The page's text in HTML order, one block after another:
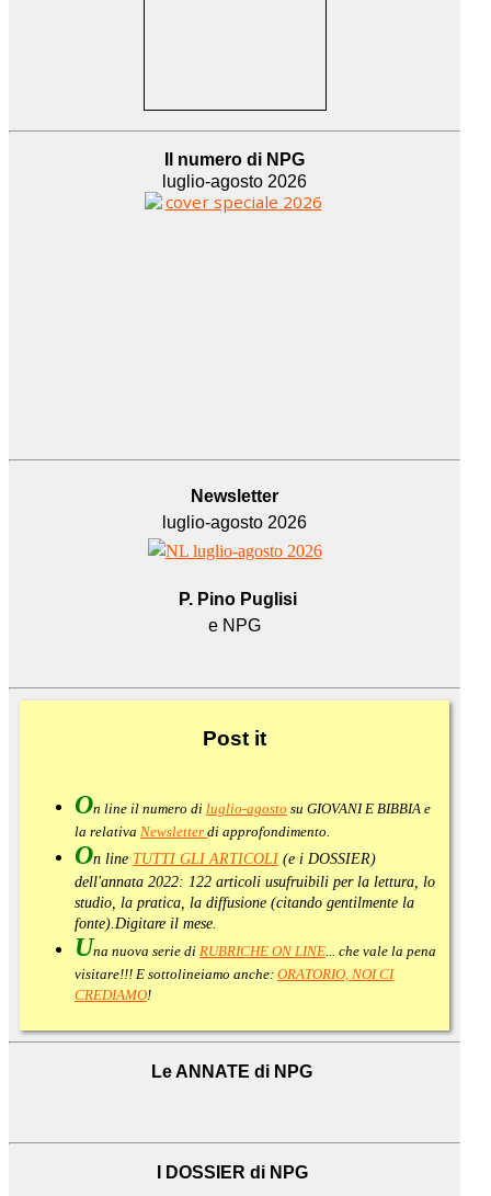
Il numero di NPG
luglio-agosto 2026
Newsletter
luglio-agosto 2026
P. Pino Puglisi
e NPG
Post it
On line il numero di luglio-agosto su GIOVANI E BIBBIA e
la relativa Newsletter di approfondimento
On line TUTTI GLI ARTICOLI (e i DOSSIER)
dell'annata 2022: 122 articoli usufruibili per la lettura, lo
studio, la pratica, la diffusione (citando gentilmente la
fonte). Digitare il mese.
Una nuova serie di RUBRICHE ON LINE ... che vale la pena
visitare!!! E sottolineiamo anche: ORATORIO, NOI CI
CREDIAMO!
Le ANNATE di NPG
I DOSSIER di NPG